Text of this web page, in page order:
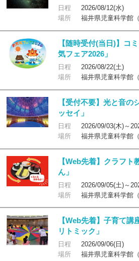
日程
2026/08/12(水)
場所
福井県児童科学館
【随時受付(当日)】コ
気フェア2026」
日程
2026/08/22(土)
場所
福井県児童科学館
【受付不要】光と音の
ッセイ」
日程
2026/09/03(木)～
場所
福井県児童科学館
【Web先着】クラフト
ん」
日程
2026/09/05(土)～
場所
福井県児童科学館
【Web先着】子育て講
リトミック」
日程
2026/09/06(日)
場所
福井県児童科学館